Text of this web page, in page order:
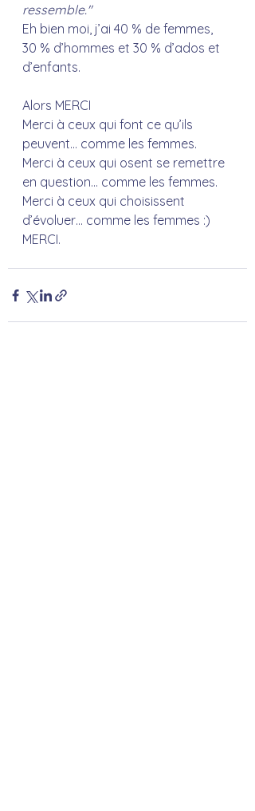
ressemble."
Eh bien moi, j’ai 40 % de femmes,
30 % d’hommes et 30 % d’ados et
d’enfants.
Alors MERCI
Merci à ceux qui font ce qu’ils
peuvent… comme les femmes.
Merci à ceux qui osent se remettre
en question… comme les femmes.
Merci à ceux qui choisissent
d’évoluer… comme les femmes :)
MERCI.